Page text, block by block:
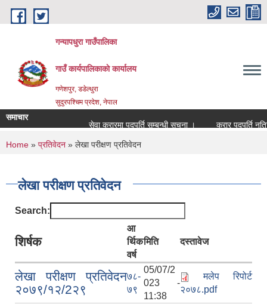
Skip to main content
गन्यापधुरा गाउँपालिका
गाउँ कार्यपालिकाकाे कार्यालय
गणेशपुर, डडेल्धुरा
सुदुरपश्चिम प्रदेश, नेपाल
समाचार
सेवा करारमा पदपुर्ति सम्बन्धी सुचना ।
करार पदपुर्ति नतिजा
You are here
Home » प्रतिवेदन » लेखा परीक्षण प्रतिवेदन
लेखा परीक्षण प्रतिवेदन
Search:
शिर्षक
आ
र्थिक
वर्ष
मिति दस्तावेज
लेखा परीक्षण प्रतिवेदन
२०७९/१२/2२९
७८-
७९
05/07/2
023 -
11:38
मलेप रिपोर्ट
२०७८.pdf